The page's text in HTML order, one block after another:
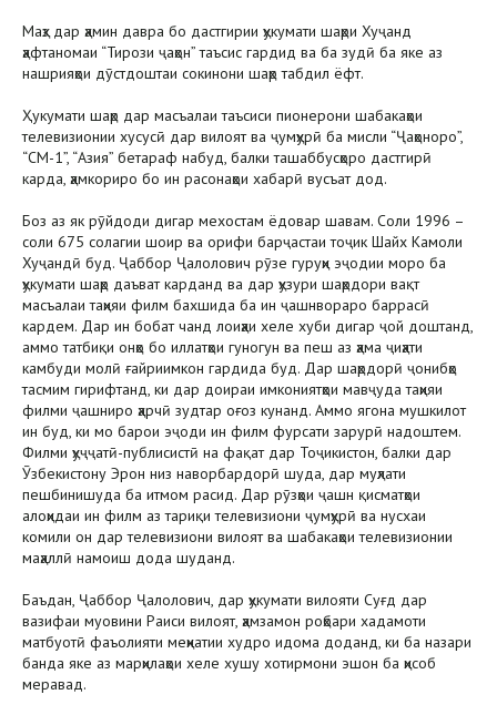
Маҳз дар ҳамин давра бо дастгирии ҳукумати шаҳри Хуҷанд
ҳафтаномаи “Тирози ҷаҳон” таъсис гардид ва ба зудӣ ба яке аз
нашрияҳои дӯстдоштаи сокинони шаҳр табдил ёфт.
Ҳукумати шаҳр дар масъалаи таъсиси пионерони шабакаҳои
телевизионии хусусӣ дар вилоят ва ҷумҳурӣ ба мисли “Ҷаҳоноро”,
“СМ-1”, “Азия” бетараф набуд, балки ташаббусҳоро дастгирӣ
карда, ҳамкориро бо ин расонаҳои хабарӣ вусъат дод.
Боз аз як рӯйдоди дигар мехостам ёдовар шавам. Соли 1996 –
соли 675 солагии шоир ва орифи барҷастаи тоҷик Шайх Камоли
Хуҷандӣ буд. Ҷаббор Ҷалолович рӯзе гуруҳи эҷодии моро ба
ҳукумати шаҳр даъват карданд ва дар ҳузури шаҳрдори вақт
масъалаи таҳияи филм бахшида ба ин ҷашнвораро баррасӣ
кардем. Дар ин бобат чанд лоиҳаи хеле хуби дигар ҷой доштанд,
аммо татбиқи онҳо бо иллатҳои гуногун ва пеш аз ҳама ҷиҳати
камбуди молӣ ғайриимкон гардида буд. Дар шаҳрдорӣ ҷонибҳо
тасмим гирифтанд, ки дар доираи имкониятҳои мавҷуда таҳияи
филми ҷашниро ҳарчӣ зудтар оғоз кунанд. Аммо ягона мушкилот
ин буд, ки мо барои эҷоди ин филм фурсати зарурӣ надоштем.
Филми ҳуҷҷатӣ-публисистӣ на фақат дар Тоҷикистон, балки дар
Ӯзбекистону Эрон низ наворбардорӣ шуда, дар муҳлати
пешбинишуда ба итмом расид. Дар рӯзҳои ҷашн қисматҳои
алоҳидаи ин филм аз тариқи телевизиони ҷумҳурӣ ва нусхаи
комили он дар телевизиони вилоят ва шабакаҳои телевизионии
маҳаллӣ намоиш дода шуданд.
Баъдан, Ҷаббор Ҷалолович, дар ҳукумати вилояти Суғд дар
вазифаи муовини Раиси вилоят, ҳамзамон роҳбари хадамоти
матбуотӣ фаъолияти меҳнатии худро идома доданд, ки ба назари
банда яке аз марҳилаҳои хеле хушу хотирмони эшон ба ҳисоб
меравад.